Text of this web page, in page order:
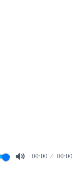
00:00 00:00